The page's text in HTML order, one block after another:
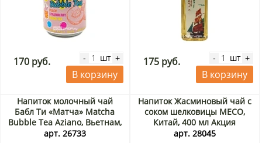
170 руб. - шт +
В корзину
175 руб. - шт +
В корзину
Напиток молочный чай
Бабл Ти «Матча» Matcha
Bubble Tea Aziano, Вьетнам,
250 мл
арт. 26733
Напиток Жасминовый чай с
соком шелковицы MECO,
Китай, 400 мл Акция
арт. 28045